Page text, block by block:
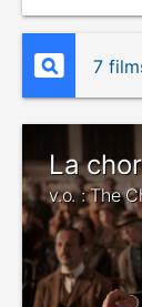
7
La
v.o. : The